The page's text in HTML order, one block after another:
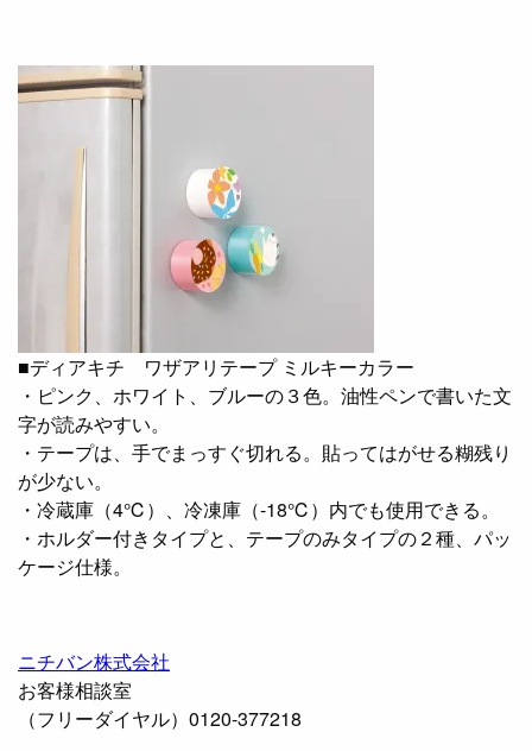
■ディアキチ ワザアリテープ ミルキーカラー
・ピンク、ホワイト、ブルーの３色。油性ペンで書いた文
字が読みやすい。
・テープは、手でまっすぐ切れる。貼ってはがせる糊残り
が少ない。
・冷蔵庫（4℃）、冷凍庫（-18℃）内でも使用できる。
・ホルダー付きタイプと、テープのみタイプの２種、パッ
ケージ仕様。
ニチバン株式会社
お客様相談室
（フリーダイヤル）0120-377218